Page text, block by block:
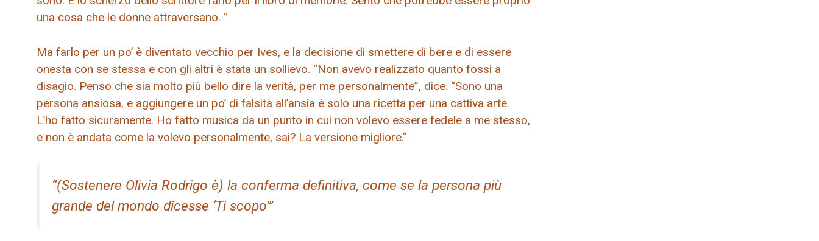
una cosa che le donne attraversano. “
Ma farlo per un po’ è diventato vecchio per Ives, e la decisione di smettere di bere e di essere
onesta con se stessa e con gli altri è stata un sollievo. “Non avevo realizzato quanto fossi a
disagio. Penso che sia molto più bello dire la verità, per me personalmente”, dice. “Sono una
persona ansiosa, e aggiungere un po’ di falsità all’ansia è solo una ricetta per una cattiva arte.
L’ho fatto sicuramente. Ho fatto musica da un punto in cui non volevo essere fedele a me stesso,
e non è andata come la volevo personalmente, sai? La versione migliore.”
“(Sostenere Olivia Rodrigo è) la conferma definitiva, come se la persona più
grande del mondo dicesse ‘Ti scopo’”